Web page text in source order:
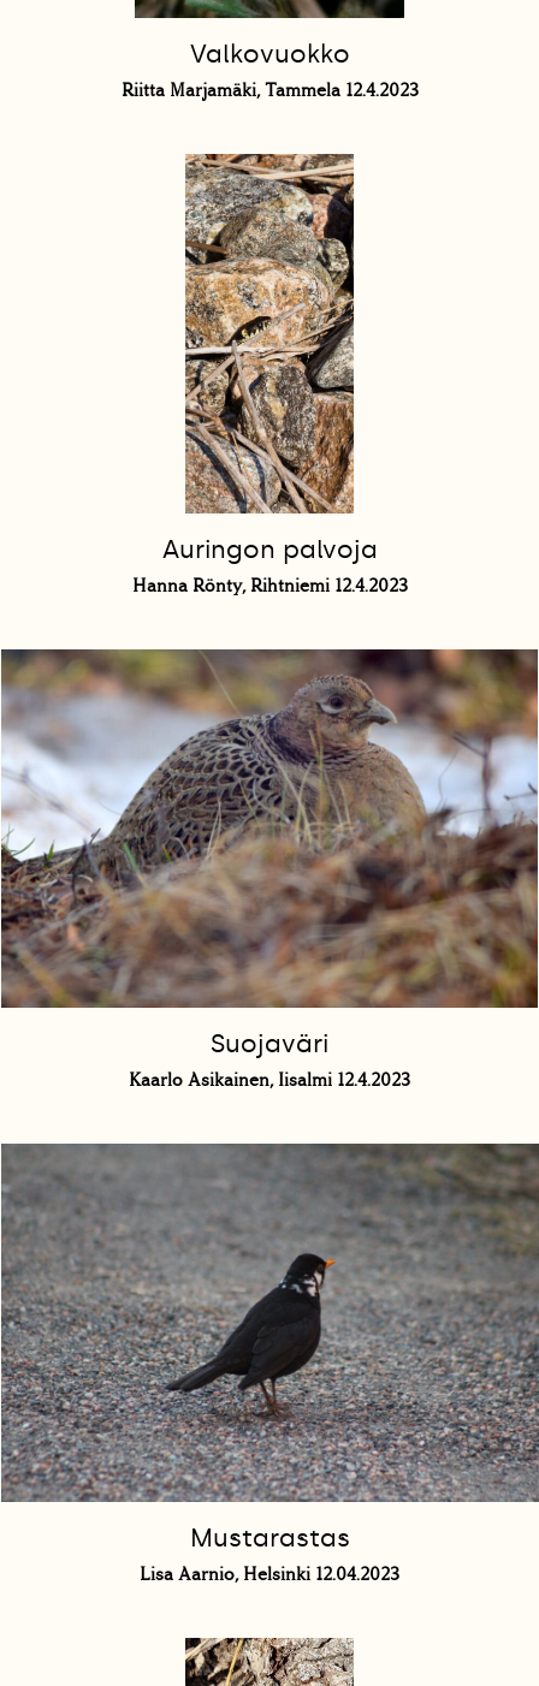
Valkovuokko
Riitta Marjamäki, Tammela 12.4.2023
Auringon palvoja
Hanna Rönty, Rihtniemi 12.4.2023
Suojaväri
Kaarlo Asikainen, Iisalmi 12.4.2023
Mustarastas
Lisa Aarnio, Helsinki 12.04.2023